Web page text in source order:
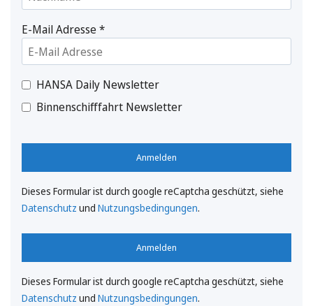
E-Mail Adresse*
HANSA Daily Newsletter
Binnenschifffahrt Newsletter
Anmelden
Dieses Formular ist durch google reCaptcha geschützt, siehe
Datenschutz und Nutzungsbedingungen.
Anmelden
Dieses Formular ist durch google reCaptcha geschützt, siehe
Datenschutz und Nutzungsbedingungen.